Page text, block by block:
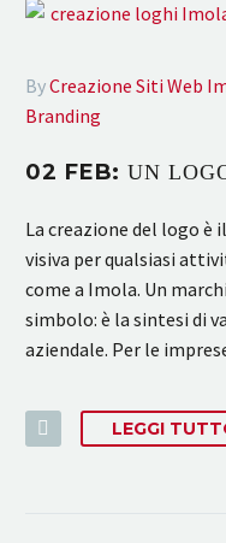
ByCreazione Siti Web
Branding
02 FEB:UN
La creazione del logo è
visiva per qualsiasi
come a Imola. Un
simbolo: è la sintesi di
aziendale. Per le
LEGGI